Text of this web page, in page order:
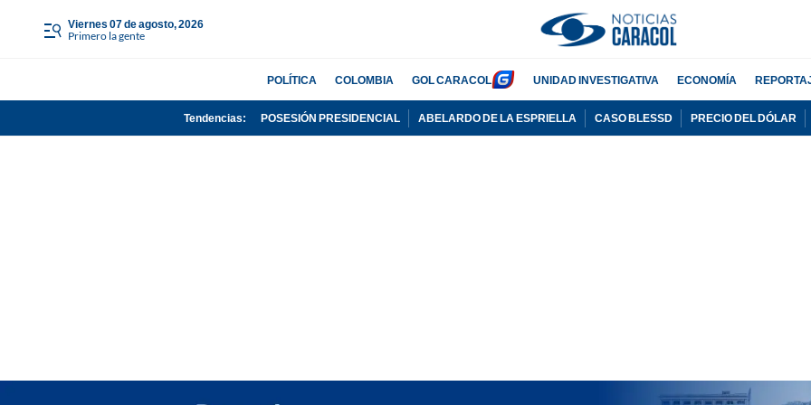
viernes 07 de agosto, 2026
Primero la gente
POLÍTICA COLOMBIA GOL CARACOL UNIDAD INVESTIGATIVA ECONOMÍA
Tendencias: POSESIÓN PRESIDENCIAL ABELARDO DE LA ESPRIELLA CASO BLESSD PRECIO DEL DÓLAR